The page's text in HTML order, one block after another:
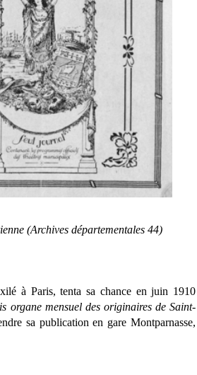
(Archives départementales 44)
à Paris, tenta sa chance en juin 1910
organe mensuel des originaires de Saint-
sa publication en gare Montparnasse,